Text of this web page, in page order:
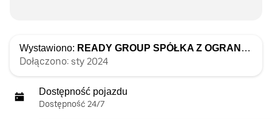
Wystawiono: READY GROUP SPÓŁKA Z OGRANICZONĄ ODPOWIEDZIALNOŚCIĄ
Dołączono: sty 2024
Dostępność pojazdu
Dostępność 24/7